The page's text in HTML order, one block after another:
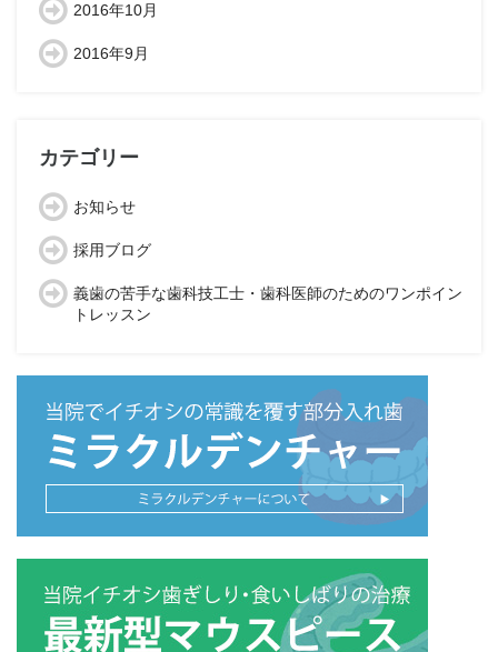
2016年10月
2016年9月
カテゴリー
お知らせ
採用ブログ
義歯の苦手な歯科技工士・歯科医師のためのワンポイン
トレッスン